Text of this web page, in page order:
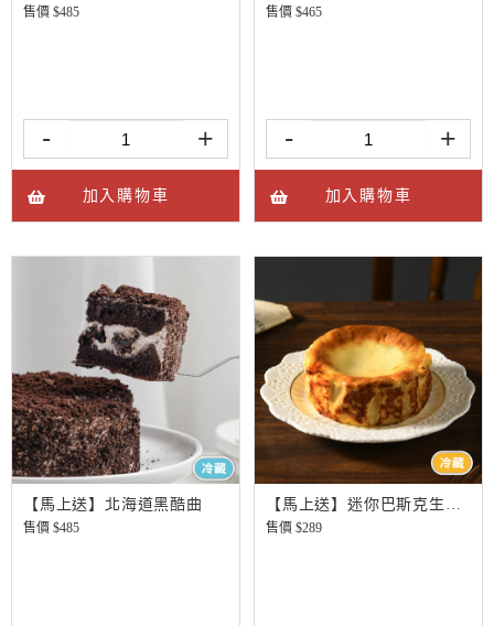
售價 $485
- +
加入購物車
售價 $465
- +
加入購物車
【馬上送】北海道黑酷曲
售價 $485
【馬上送】迷你巴斯克生起司
售價 $289